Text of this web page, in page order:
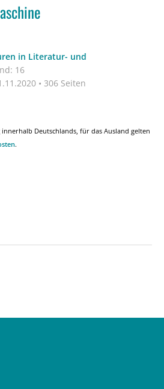
in Literatur- und
16
• 306 Seiten
Deutschlands, für das Ausland gelten
.